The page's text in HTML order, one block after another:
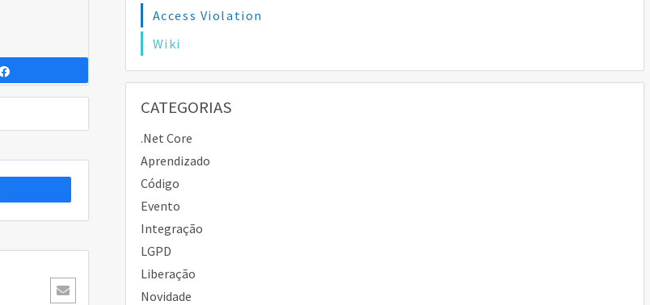
Access Violation
Wiki
CATEGORIAS
.Net Core
Aprendizado
Código
Evento
Integração
LGPD
Liberação
Novidade